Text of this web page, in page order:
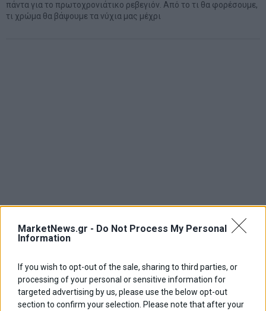
MarketNews.gr - Do Not Process My Personal
Information
If you wish to opt-out of the sale, sharing to third parties, or
processing of your personal or sensitive information for
targeted advertising by us, please use the below opt-out
section to confirm your selection. Please note that after your
πάντα για το πρωτοχρονιάτικο ρεβεγιόν. Από το τι θα φορέσουμε,
τι χρώμα θα βάψουμε τα νύχια μας μέχρι
ΑΡΘΡΟΓΡΑΦΟΙ
Ελευθερία Κούρταλη
Οι «τιμωροί» των ομολόγων επέστρεψαν